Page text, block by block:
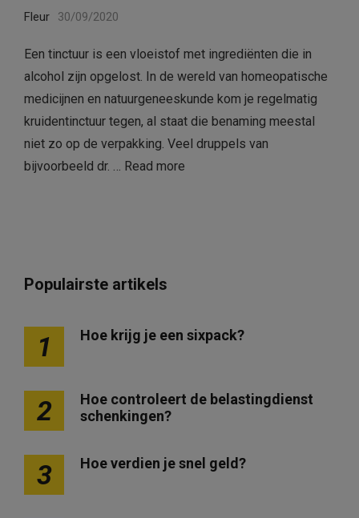
Fleur 30/09/2020
Een tinctuur is een vloeistof met ingrediënten die in
alcohol zijn opgelost. In de wereld van homeopatische
medicijnen en natuurgeneeskunde kom je regelmatig
kruidentinctuur tegen, al staat die benaming meestal
niet zo op de verpakking. Veel druppels van
bijvoorbeeld dr. … Read more
Populairste artikels
1 Hoe krijg je een sixpack?
2
Hoe controleert de belastingdienst
schenkingen?
3 Hoe verdien je snel geld?